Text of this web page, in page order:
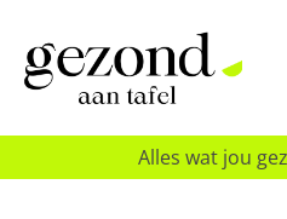
Alles wat jou